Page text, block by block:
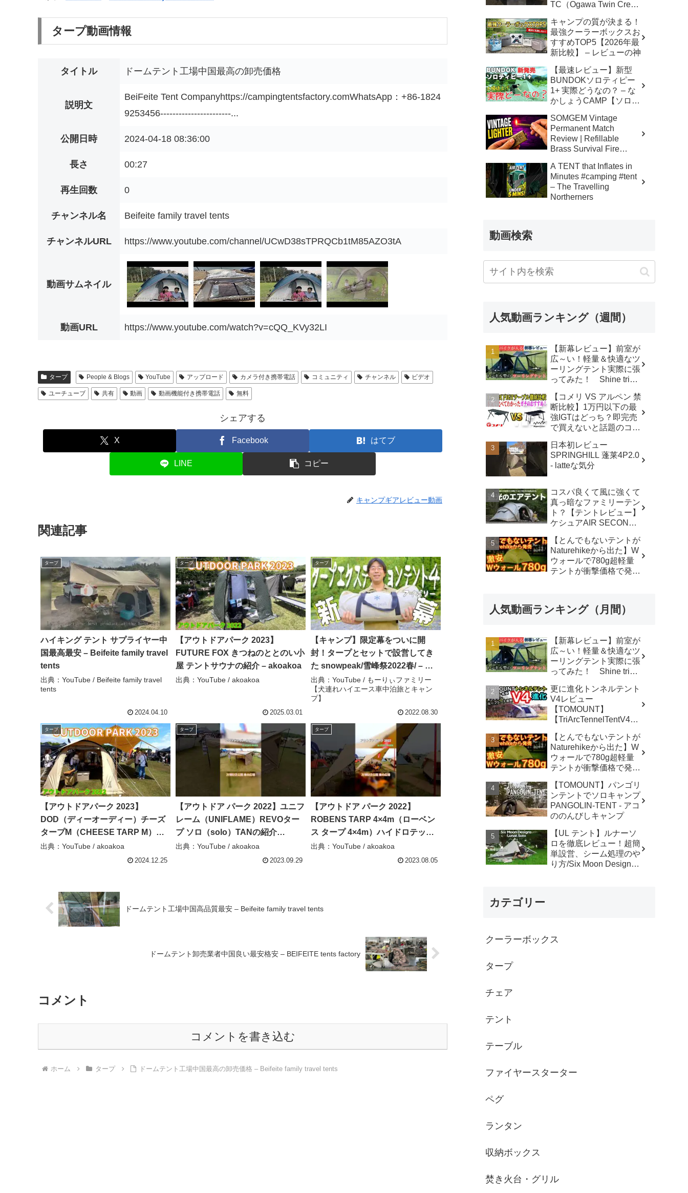
タープ動画情報
タイトル ドームテント工場中国最高の卸売価格
説明文
BeiFeite Tent Companyhttps://campingtentsfactory.comWhatsApp：+86-1824
9253456-----------------------...
公開日時 2024-04-18 08:36:00
長さ 00:27
再生回数 0
チャンネル名 Beifeite family travel tents
チャンネルURL https://www.youtube.com/channel/UCwD38sTPRQCb1tM85AZO3tA
動画サムネイル
動画URL https://www.youtube.com/watch?v=cQQ_KVy32LI
タープ People & Blogs YouTube アップロード カメラ付き携帯電話 コミュニティ チャンネル ビデオ
ユーチューブ 共有 動画 動画機能付き携帯電話 無料
シェアする
X Facebook はてブ
LINE コピー
キャンプギアレビュー動画
関連記事
タープ
ハイキング テント サプライヤー中
国最高最安 – Beifeite family travel
tents
出典：YouTube / Beifeite family travel
tents
2024.04.10
タープ
【アウトドアパーク 2023】
FUTURE FOX きつねのととのい小
屋 テントサウナの紹介 – akoakoa
出典：YouTube / akoakoa
2025.03.01
タープ
【キャンプ】限定幕をついに開
封！タープとセットで設営してき
た snowpeak/雪峰祭2022春/ – も
ーりぃファミリー【犬連れハイエ
ース車中泊旅とキャンプ】
出典：YouTube / もーりぃファミリー
【犬連れハイエース車中泊旅とキャン
プ】
2022.08.30
タープ
【アウトドアパーク 2023】
DOD（ディーオーディー）チーズ
タープM（CHEESE TARP M）
TT10-739-TN 超大型ポリコットン
タープの紹介 – akoakoa
出典：YouTube / akoakoa
2024.12.25
タープ
【アウトドア パーク 2022】ユニフ
レーム（UNIFLAME）REVOター
プ ソロ（solo）TANの紹介
#shorts #ショート #レビュー #紹
介 #インテックス大阪 – akoakoa
出典：YouTube / akoakoa
2023.09.29
タープ
【アウトドア パーク 2022】
ROBENS TARP 4×4m（ローベン
ス タープ 4×4m）ハイドロテック
ポリコットン（Polycotton）の紹
介 #shorts #ショート – akoakoa
出典：YouTube / akoakoa
2023.08.05
ドームテント工場中国高品質最安 – Beifeite family travel tents
ドームテント卸売業者中国良い最安格安 – BEIFEITE tents factory
コメント
コメントを書き込む
ホーム タープ ドームテント工場中国最高の卸売価格 – Beifeite family travel tents
TC（Ogawa Twin Cresta
介 #Short #ショート –
akoakoa
キャンプの質が決まる！
最強クーラーボックスお
すすめTOP5【2026年最
新比較】 – レビューの神
【最速レビュー】新型
BUNDOKソロティピー
1+ 実際どうなの？ – な
かしょうCAMP【ソロキ
ン】
SOMGEM Vintage
Permanent Match
Review | Refillable
Brass Survival Fire
Honest Reviews
A TENT that Inflates in
Minutes #camping #tent
– The Travelling
Northerners
動画検索
人気動画ランキング（週間）
【新幕レビュー】前室が
広～い！軽量＆快適なツ
ーリングテント実際に張
ってみた！ Shine trip
な気分
【コメリ VS アルペン 禁
断比較】1万円以下の最
強IGTはどっち？即完売
で買えないと話題のコメ
ー！【アウトドアシステ
ムテーブル VS アルミユ
ニットテーブル】 - ヤミ
日本初レビュー
SPRINGHILL 蓬莱4P2.0
- latteな気分
コスパ良くて風に強くて
真っ暗なファミリーテン
ト？【テントレビュー】
ケシュアAIR SECONDS
FRESH&BLACK - 脱サ
ラ さいとう夫婦
【とんでもないテントが
Naturehikeから出た】W
ウォールで780g超軽量
テントが衝撃価格で発売
【アウトドア】#855 -
人気動画ランキング（月間）
【新幕レビュー】前室が
広～い！軽量＆快適なツ
ーリングテント実際に張
ってみた！ Shine trip
な気分
更に進化トンネルテント
V4レビュー
【TOMOUNT】
【TriArcTennelTentV4】
カ】
【とんでもないテントが
Naturehikeから出た】W
ウォールで780g超軽量
テントが衝撃価格で発売
解説の保存版【ULギ
ア】【キャンプ道具】
【アウトドア】#855 -
Hurricane Camp / ハリケ
ーンキャンプ
【TOMOUNT】パンゴリ
ンテントでソロキャンプ
PANGOLIN-TENT - アコ
ののんびしキャンプ
【UL テント】ルナーソ
ロを徹底レビュー！超簡
単設営、シーム処理のや
り方/Six Moon Designs
カテゴリー
クーラーボックス
タープ
チェア
テント
テーブル
ファイヤースターター
ペグ
ランタン
収納ボックス
焚き火台・グリル